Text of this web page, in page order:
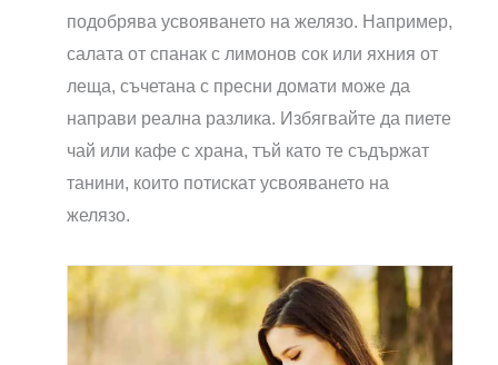
подобрява усвояването на желязо. Например,
салата от спанак с лимонов сок или яхния от
леща, съчетана с пресни домати може да
направи реална разлика. Избягвайте да пиете
чай или кафе с храна, тъй като те съдържат
танини, които потискат усвояването на
желязо.